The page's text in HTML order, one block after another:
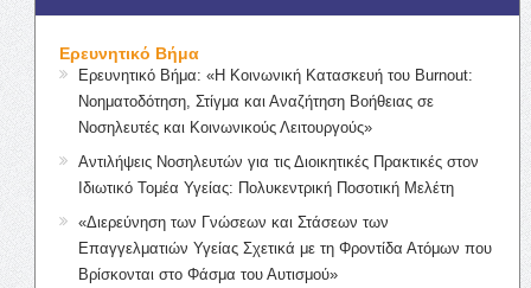
Ερευνητικό Βήμα
Ερευνητικό Βήμα: «Η Κοινωνική Κατασκευή του Burnout:
Νοηματοδότηση, Στίγμα και Αναζήτηση Βοήθειας σε
Νοσηλευτές και Κοινωνικούς Λειτουργούς»
Αντιλήψεις Νοσηλευτών για τις Διοικητικές Πρακτικές στον
Ιδιωτικό Τομέα Υγείας: Πολυκεντρική Ποσοτική Μελέτη
«Διερεύνηση των Γνώσεων και Στάσεων των
Επαγγελματιών Υγείας Σχετικά με τη Φροντίδα Ατόμων που
Βρίσκονται στο Φάσμα του Αυτισμού»